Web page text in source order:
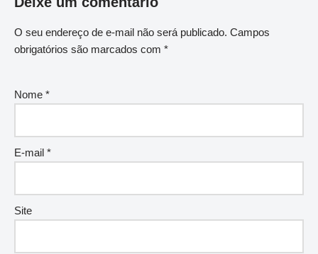
O seu endereço de e-mail não será publicado. Campos
obrigatórios são marcados com *
Nome *
E-mail *
Site